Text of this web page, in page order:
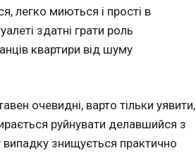
легко миються і прості в
здатні грати роль
квартири від шуму
очевидні, варто тільки уявити,
руйнувати делавшийся з
знищується практично